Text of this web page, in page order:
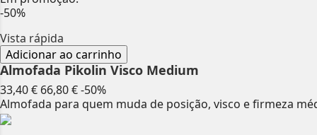
-50%
Vista rápida
Adicionar ao carrinho
Almofada Pikolin Visco Medium
33,40 € Preço
normal
66,80 €-50%Preço
Almofada para quem muda de posição, visco e firmeza